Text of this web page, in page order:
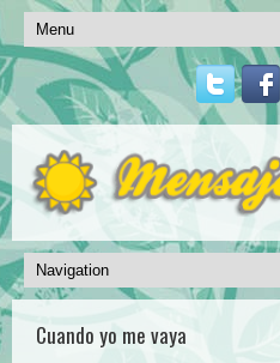
Cuando yo me vaya